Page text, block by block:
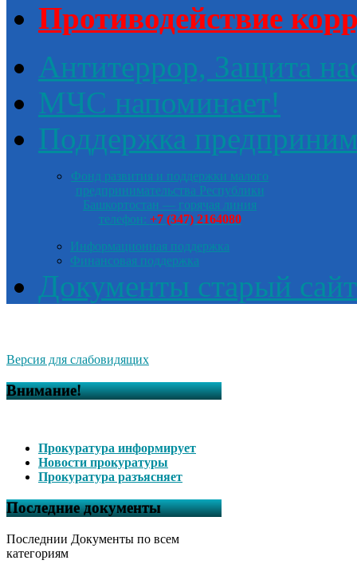
Противодействие
Антитеррор, Защита
МЧС напоминает!
Поддержка
Фонд развития и поддержки малого
предпринимательства Республики
Башкортостан — горячая линия
телефон: +7 (347) 2164080
Информационная поддержка
Финансовая поддержка
Документы старый сайт
Версия для слабовидящих
Внимание!
Прокуратура информирует
Новости прокуратуры
Прокуратура разъясняет
Последние документы
Последнии Документы по всем
категориям